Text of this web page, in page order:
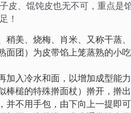
皮、馄饨皮也无不可，重点是
！
稍美、烧梅、肖米、又称干蒸、
面团）为皮带馅上笼蒸熟的小
加入冷水和面，以增加成型能
棒槌的特殊擀面杖）擀开，擀
并不用手包，由下向上一提即